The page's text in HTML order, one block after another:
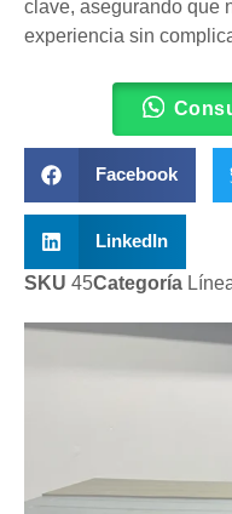
clave, asegurando que
experiencia sin
Facebook
LinkedIn
SKU 45Categoría